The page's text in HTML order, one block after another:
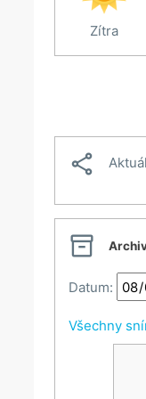
Zítra


Datum:
Všechny